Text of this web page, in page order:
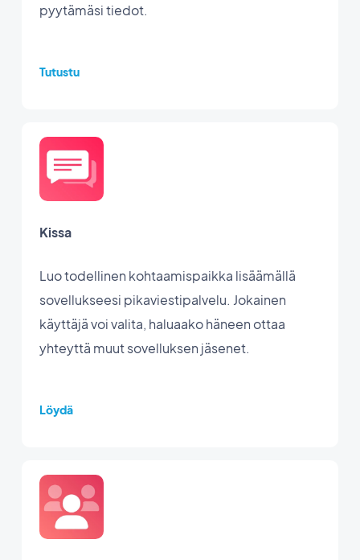
pyytämäsi tiedot.
Tutustu
Kissa
Luo todellinen kohtaamispaikka lisäämällä
sovellukseesi pikaviestipalvelu. Jokainen
käyttäjä voi valita, haluaako häneen ottaa
yhteyttä muut sovelluksen jäsenet.
Löydä